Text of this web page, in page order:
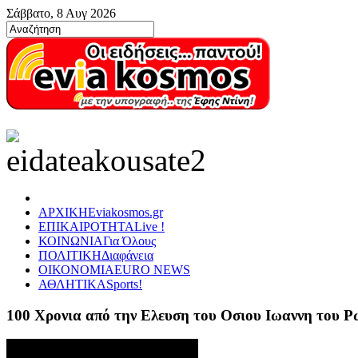
Σάββατο, 8 Αυγ 2026
ΑΡΧΙΚΗEviakosmos.gr
ΕΠΙΚΑΙΡΟΤΗΤΑLive !
ΚΟΙΝΩΝΙΑΓια Όλους
ΠΟΛΙΤΙΚΗΔιαφάνεια
ΟΙΚΟΝΟΜΙΑEURO NEWS
ΑΘΛΗΤΙΚΑSports!
100 Χρονια από την Ελευση του Οσιου Ιωαννη του